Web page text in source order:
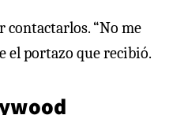
contactarlos. “No me
el portazo que recibió.